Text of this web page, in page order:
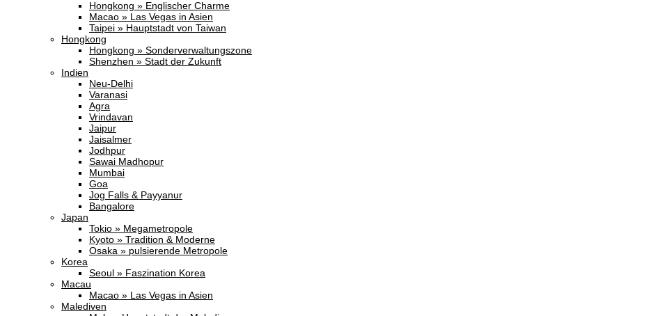
Hongkong » Englischer Charme
Macao » Las Vegas in Asien
Taipei » Hauptstadt von Taiwan
Hongkong
Hongkong » Sonderverwaltungszone
Shenzhen » Stadt der Zukunft
Indien
Neu-Delhi
Varanasi
Agra
Vrindavan
Jaipur
Jaisalmer
Jodhpur
Sawai Madhopur
Mumbai
Goa
Jog Falls & Payyanur
Bangalore
Japan
Tokio » Megametropole
Kyoto » Tradition & Moderne
Osaka » pulsierende Metropole
Korea
Seoul » Faszination Korea
Macau
Macao » Las Vegas in Asien
Malediven